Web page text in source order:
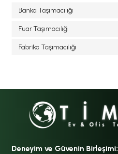
Banka Taşımacılığı
Fuar Taşımacılığı
Fabrika Taşımacılığı
Deneyim ve Güvenin Birleşimi: